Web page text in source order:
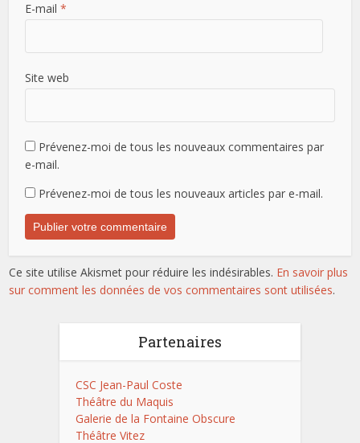
E-mail*
Site web
Prévenez-moi de tous les nouveaux commentaires par
e-mail.
Prévenez-moi de tous les nouveaux articles par e-mail.
Ce site utilise Akismet pour réduire les indésirables. En savoir plus
sur comment les données de vos commentaires sont utilisées.
Partenaires
CSC Jean-Paul Coste
Théâtre du Maquis
Galerie de la Fontaine Obscure
Théâtre Vitez